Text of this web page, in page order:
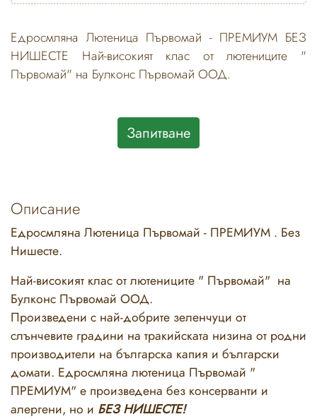
Едросмляна Лютеница Първомай - ПРЕМИУМ БЕЗ
НИШЕСТЕ Най-високият клас от лютениците "
Първомай" на Булконс Първомай ООД.
Запитване
Описание
Едросмляна Лютеница Първомай - ПРЕМИУМ . Без
Нишесте.
Най-високият клас от лютениците " Първомай" на
Булконс Първомай ООД.
Произведени с най-добрите зеленчуци oт
слънчевите градини на тракийската низина от родни
производители на българска капия и български
домати. Едросмляна лютеница Първомай "
ПРЕМИУМ" е произведена без консерванти и
алергени, но и БЕЗ НИШЕСТЕ!